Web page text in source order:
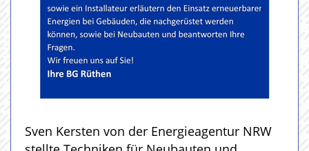
Sven Kersten von der Energieagentur NRW